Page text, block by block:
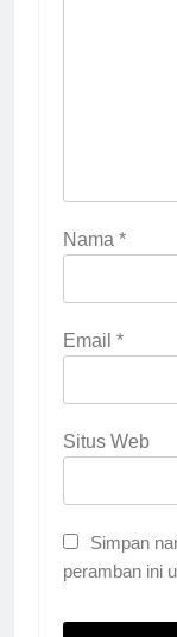
Nama *
Email *
Situs Web
Simpan
peramban ini